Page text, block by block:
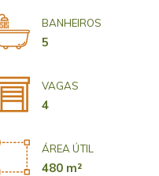
BANHEIROS
5
VAGAS
4
ÁREA ÚTIL
480 m²